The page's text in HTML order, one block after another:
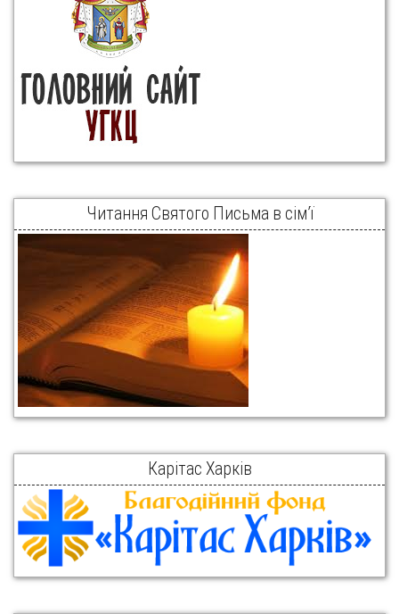
Читання Святого Письма в сім’ї
Карітас Харків